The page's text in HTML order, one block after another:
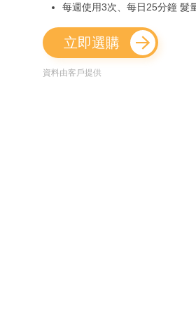
每週使用3次、每日25分鐘 髮
立即選購
資料由客戶提供